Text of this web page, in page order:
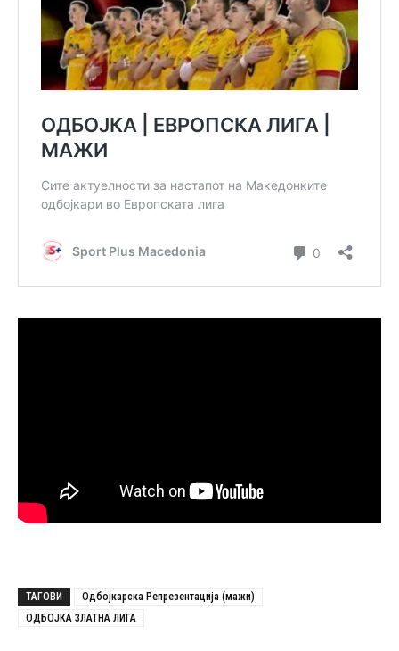
ТАГОВИ
Одбојкарска Репрезентација (мажи)
ОДБОЈКА ЗЛАТНА ЛИГА